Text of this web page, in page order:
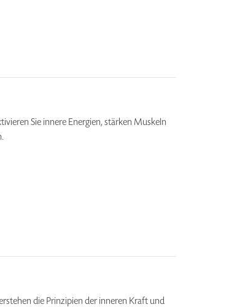
Sie innere Energien, stärken Muskeln
die Prinzipien der inneren Kraft und